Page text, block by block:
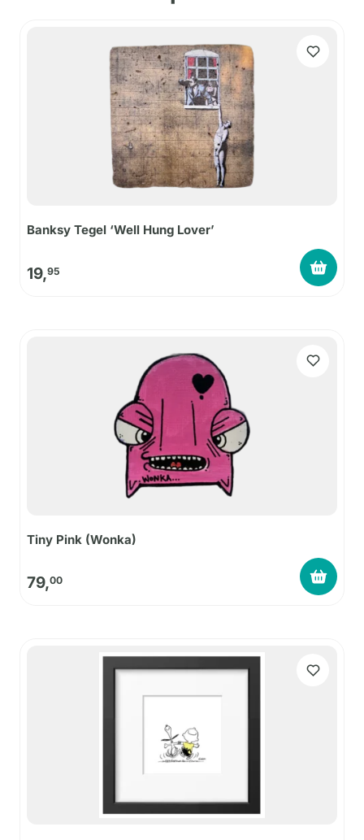
Banksy Tegel ‘Well Hung Lover’
19,95
Tiny Pink (Wonka)
79,00